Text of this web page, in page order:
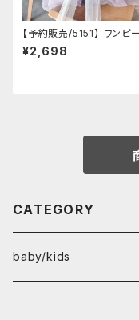
【予約販売/5151】 ワンピ
¥2,698
CATEGORY
baby/kids